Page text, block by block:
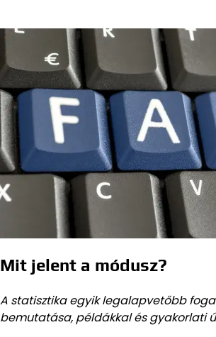
Mit jelent a módusz?
A statisztika egyik legalapvetőbb
bemutatása, példákkal és gyakorlati